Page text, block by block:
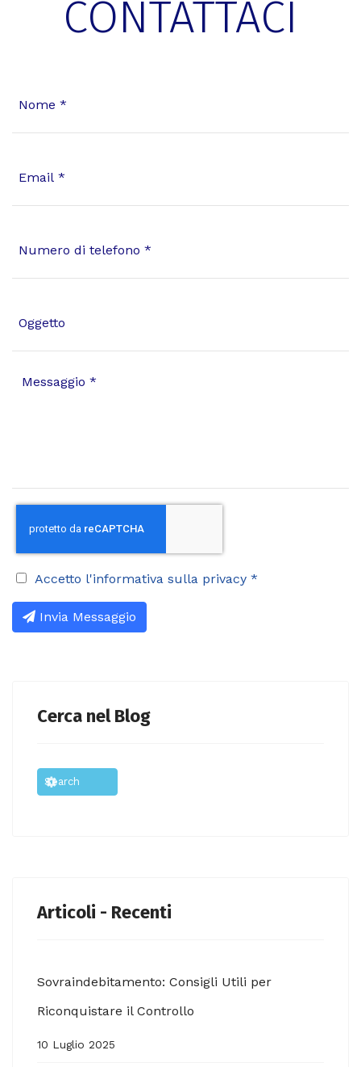
CONTATTACI
Accetto l'informativa sulla privacy *
Invia Messaggio
Cerca nel Blog
Articoli - Recenti
Sovraindebitamento: Consigli Utili per
Riconquistare il Controllo
10 Luglio 2025